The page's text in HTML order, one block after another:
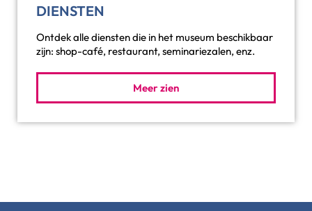
DIENSTEN
Ontdek alle diensten die in het museum beschikbaar
zijn: shop-café, restaurant, seminariezalen, enz.
Meer zien